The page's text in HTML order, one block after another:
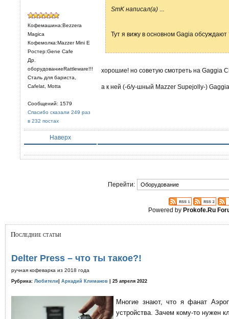
Кофемашина:Bezzera
Magica
Кофемолка:Mazzer Mini E
Ростер:Gene Cafe
Др.
оборудованиеRattleware!!!
Сталь для бариста,
Cafelat, Motta
Сообщений: 1579
Спасибо сказали 249 раз
в 232 постах
SmK написал(а)
Тут я вижу в основном Gagia
хорошие! но советую смотреть на Gaggia
а к ней (-б/у-шный Mazzer Supejolly-)
Наверх
Перейти:
Powered byProkofe.Ru
Последние статьи
Delter Press – что ты такое?!
ручная кофеварка из 2018 года
Рубрика: Любители Аркадий Климанов | 25 апреля 2022
Многие знают, что я фанат
устройства. Зачем кому-то нужен